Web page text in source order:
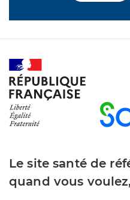
Le site santé de
quand vous